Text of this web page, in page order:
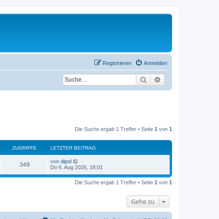
Anmelden
Registrieren
Suche
Die Suche ergab 1 Treffer • Seite 1 von 1
ZUGRIFFE LETZTER BEITRAG
349Z
u
L
e
z
i
von dipol
Do 6. Aug 2026, 18:01
Die Suche ergab 1 Treffer • Seite 1 von 1
Gehe zu